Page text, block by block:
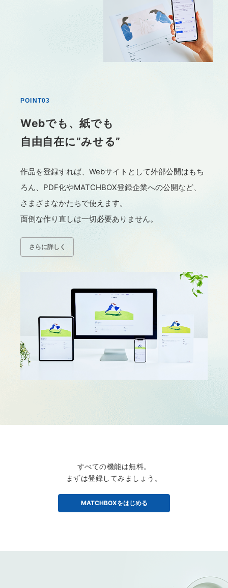
POINT03
Webでも、紙でも
自由自在に”みせる”
作品を登録すれば、Webサイトとして外部公開はもち
ろん、 PDF化やMATCHBOX登録企業への公開など、
さまざまなかたちで使えます。
面倒な作り直しは一切必要ありません。
さらに詳しく
すべての機能は無料。
まずは登録してみましょう。
MATCHBOXをはじめる